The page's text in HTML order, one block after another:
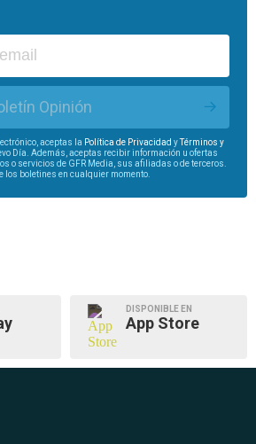
Opinión
aceptas la Política de Privacidad yTérminos y
Día. Además, aceptas recibir información u ofertas
o servicios de GFR Media, sus afiliadas o de terceros.
los boletines en cualquier momento.
DISPONIBLE EN
App Store